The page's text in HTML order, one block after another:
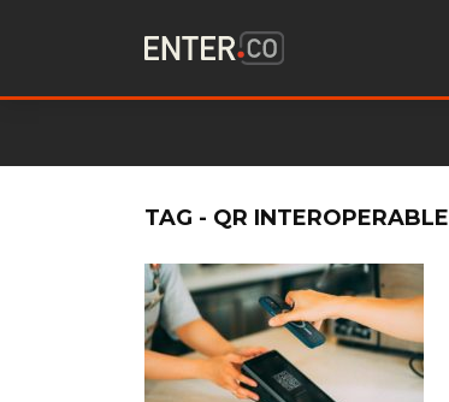
TAG - QR INTEROPERABLE